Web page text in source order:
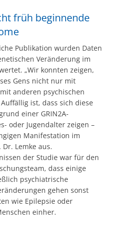
früh beginnende
Publikation wurden Daten
Veränderung im
„Wir konnten zeigen,
Gens nicht nur mit
anderen psychischen
ist, dass sich diese
einer GRIN2A-
oder Jugendalter zeigen –
Manifestation im
Lemke aus.
der Studie war für den
dass einige
psychiatrische
gehen sonst
wie Epilepsie oder
einher.